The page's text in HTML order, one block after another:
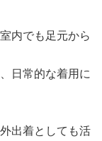
内でも足元から
日常的な着用に
出着としても活